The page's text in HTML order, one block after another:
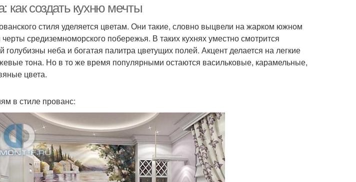
как создать кухню мечты
стиля уделяется цветам. Они такие, словно выцвели на жарком южном
средиземноморского побережья. В таких кухнях уместно смотрится
голубизны неба и богатая палитра цветущих полей. Акцент делается на легкие
тона. Но в то же время популярными остаются васильковые, карамельные,
цвета.
в стиле прованс: